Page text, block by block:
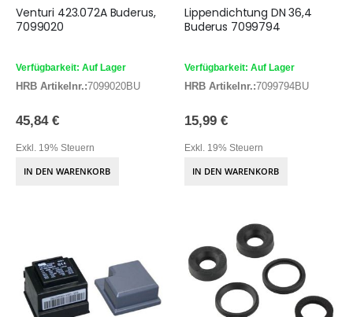
Venturi 423.072A Buderus,
7099020
Verfügbarkeit: Auf Lager
HRB Artikelnr.:7099020BU
45,84 €
Exkl. 19% Steuern
IN DEN WARENKORB
Lippendichtung DN 36,4
Buderus 7099794
Verfügbarkeit: Auf Lager
HRB Artikelnr.:7099794BU
15,99 €
Exkl. 19% Steuern
IN DEN WARENKORB